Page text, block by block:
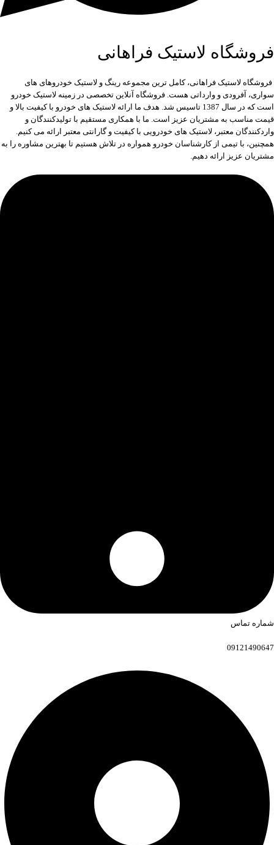
فروشگاه لاستیک فراهانی
فروشگاه لاستیک فراهانی، کامل ترین مجموعه رینگ و لاستیک خودروهای های
سواری، آفرودی و وارداتی هست. فروشگاه آنلاین تخصصی در زمینه لاستیک خودرو
است که در سال 1387 تاسیس شد. هدف ما ارائه لاستیک های خودرو با کیفیت بالا و
قیمت مناسب به مشتریان عزیز است. ما با همکاری مستقیم با تولیدکنندگان و
واردکنندگان معتبر، لاستیک های خودرویی با کیفیت و گارانتی معتبر ارائه می کنیم.
همچنین، با تیمی از کارشناسان خودرو همواره در تلاش هستیم تا بهترین مشاوره را به
مشتریان عزیز ارائه دهیم.
شماره تماس
09121490647